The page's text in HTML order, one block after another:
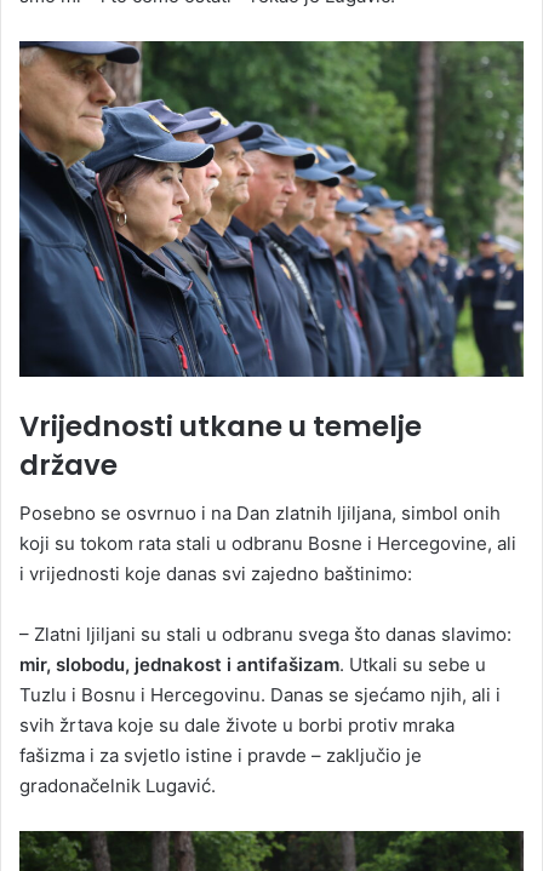
Vrijednosti utkane u temelje
države
Posebno se osvrnuo i na Dan zlatnih ljiljana, simbol onih
koji su tokom rata stali u odbranu Bosne i Hercegovine, ali
i vrijednosti koje danas svi zajedno baštinimo:
– Zlatni ljiljani su stali u odbranu svega što danas slavimo:
mir, slobodu, jednakost i antifašizam. Utkali su sebe u
Tuzlu i Bosnu i Hercegovinu. Danas se sjećamo njih, ali i
svih žrtava koje su dale živote u borbi protiv mraka
fašizma i za svjetlo istine i pravde – zaključio je
gradonačelnik Lugavić.